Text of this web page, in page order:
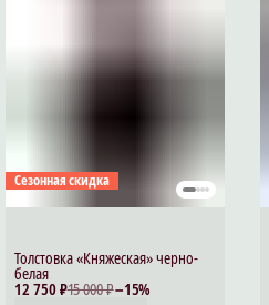
Сезонная скидка
12 750 ₽15 000 ₽−15%
Толстовка «Княжеская» черно-
белая